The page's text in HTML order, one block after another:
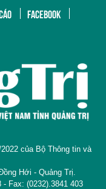
FACEBOOK
của Bộ Thông tin và
Hới - Quảng Trị.
- Fax: (0232).3841 403